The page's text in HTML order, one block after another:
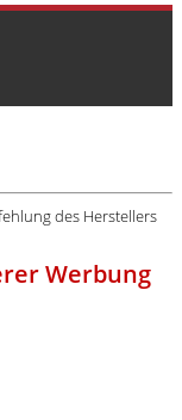
des Herstellers
Werbung